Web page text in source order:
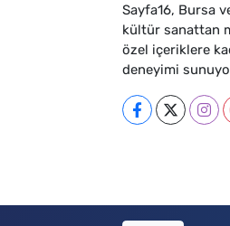
Sayfa16, Bursa
kültür sanattan
özel içeriklere
deneyimi